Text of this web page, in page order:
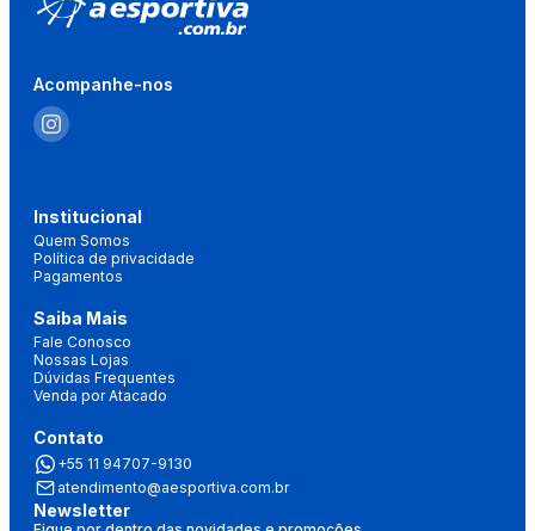
Acompanhe-nos
Institucional
Quem Somos
Política de privacidade
Pagamentos
Saiba Mais
Fale Conosco
Nossas Lojas
Dúvidas Frequentes
Venda por Atacado
Contato
+55 11 94707-9130
atendimento@aesportiva.com.br
Newsletter